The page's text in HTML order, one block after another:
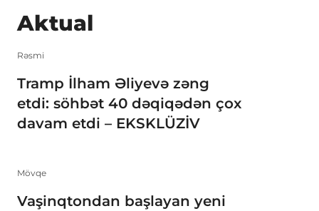
Aktual
Rəsmi
Tramp İlham Əliyevə zəng
etdi: söhbət 40 dəqiqədən çox
davam etdi – EKSKLÜZİV
Mövqe
Vaşinqtondan başlayan yeni